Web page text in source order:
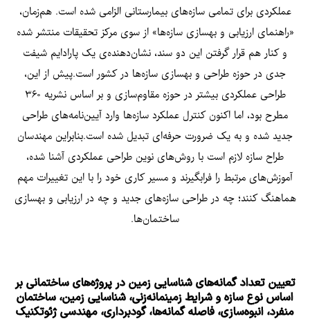
عملکردی برای تمامی سازه‌های بیمارستانی الزامی شده است. هم‌زمان،
«راهنمای ارزیابی و بهسازی سازه‌ها» از سوی مرکز تحقیقات منتشر شده
و کنار هم قرار گرفتن این دو سند، نشان‌دهنده‌ی یک پارادایم شیفت
جدی در حوزه طراحی و بهسازی سازه‌ها در کشور است.پیش از این،
طراحی عملکردی بیشتر در حوزه مقاوم‌سازی و بر اساس نشریه ۳۶۰
مطرح بود، اما اکنون کنترل عملکرد سازه‌ها وارد آیین‌نامه‌های طراحی
جدید شده و به یک ضرورت حرفه‌ای تبدیل شده است.بنابراین مهندسان
طراح سازه لازم است با روش‌های نوین طراحی عملکردی آشنا شده،
آموزش‌های مرتبط را فرابگیرند و مسیر کاری خود را با این تغییرات مهم
هماهنگ کنند؛ چه در طراحی سازه‌های جدید و چه در ارزیابی و بهسازی
ساختمان‌ها.
تعیین تعداد گمانه‌های شناسایی زمین در پروژه‌های ساختمانی بر
اساس نوع سازه و شرایط زمینمانه‌زنی، شناسایی زمین، ساختمان
منفرد، انبوه‌سازی، فاصله گمانه‌ها، گودبرداری، مهندسی ژئوتکنیک